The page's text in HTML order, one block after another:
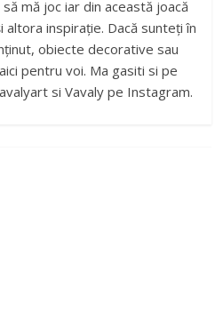
să mă joc iar din această joacă
altora inspirație. Dacă sunteți în
obiecte decorative sau
pentru voi. Ma gasiti si pe
si Vavaly pe Instagram.